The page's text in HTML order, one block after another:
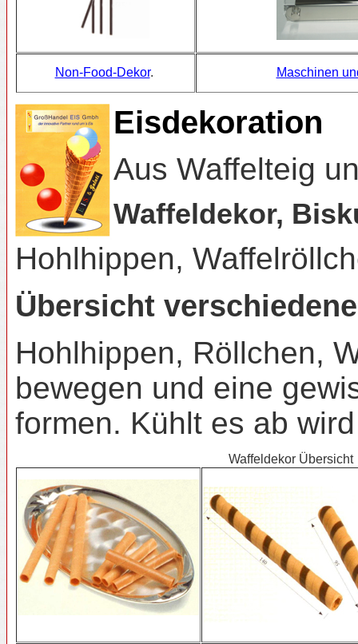
Non-Food-Dekor. Maschinen
Eisdekoration
Aus Waffelteig
Waffeldekor,
Hohlhippen,
Übersicht
Hohlhippen, Röllchen,
bewegen und eine
formen. Kühlt es ab
Waffeldekor Übersicht